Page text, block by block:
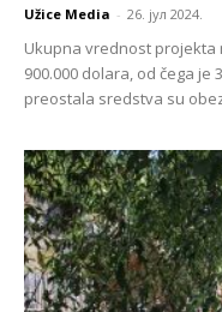
Užice Media - 26. јул 2024.
Ukupna vrednost
900.000 dolara, od čega je
preostala sredstva su